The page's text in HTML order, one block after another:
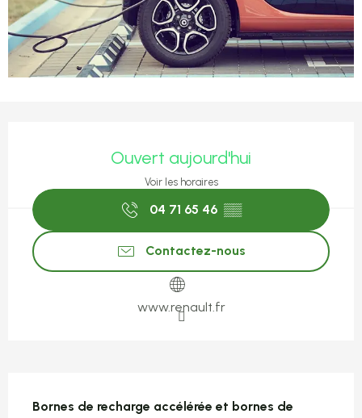
Ouvert aujourd'hui
Voir les horaires
04 71 65 46 ▒▒
Contactez-nous
www.renault.fr
Bornes de recharge accélérée et bornes de